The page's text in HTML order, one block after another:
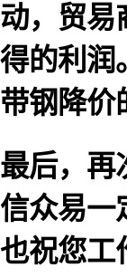
动，贸易
得的利润
带钢降价
最后，再
信众易一
也祝您工